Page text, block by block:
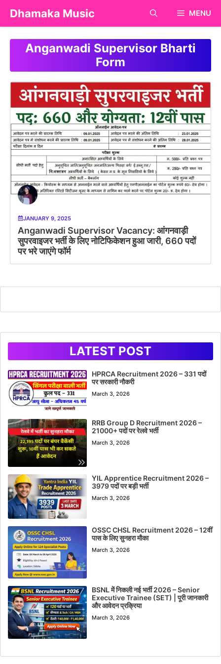
Skip
content
Dhamaka Music MENU
Anganwadi Supervisor Bharti
Form
JANUARY 9, 2025
Anganwadi Supervisor Vacancy: आंगनवाड़ी
सुपरवाइजर भर्ती के लिए नोटिफिकेशन हुआ जारी, 660 पदों
पर भरे जाएंगे फॉर्म
LATEST POST
HPRCA Recruitment 2026 – 331 पदों
पर सरकारी नौकरी
March 3, 2026
RRB Group D Recruitment 2026 –
21000+ पदों पर रेलवे भर्ती
March 3, 2026
YIL Apprentice Recruitment 2026 –
3979 पदों पर बड़ी भर्ती
March 3, 2026
OSSC CHSL Recruitment 2026 – 12वीं
पास के लिए सुनहरा मौका
March 3, 2026
BSNL में निकली नई भर्ती 2026 – Senior
Executive Trainee (SET) | पूरी जानकारी
और आवेदन प्रक्रिया
March 3, 2026